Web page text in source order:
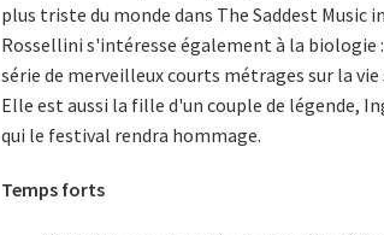
plus triste du monde dans The Saddest Music
Rossellini s'intéresse également à la
série de merveilleux courts métrages sur la
Elle est aussi la fille d'un couple de légende,
qui le festival rendra hommage.
Temps forts